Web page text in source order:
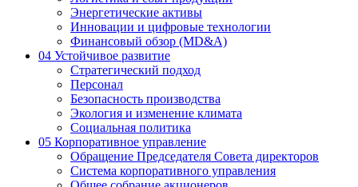
Энергетические активы
Инновации и цифровые технологии
Финансовый обзор (MD&A)
04 Устойчивое развитие
Стратегический подход
Персонал
Безопасность производства
Экология и изменение климата
Социальная политика
05 Корпоративное управление
Обращение Председателя Совета директоров
Система корпоративного управления